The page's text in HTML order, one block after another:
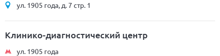
ул. 1905 года, д. 7 стр. 1
Клинико-диагностический центр
ул. 1905 года